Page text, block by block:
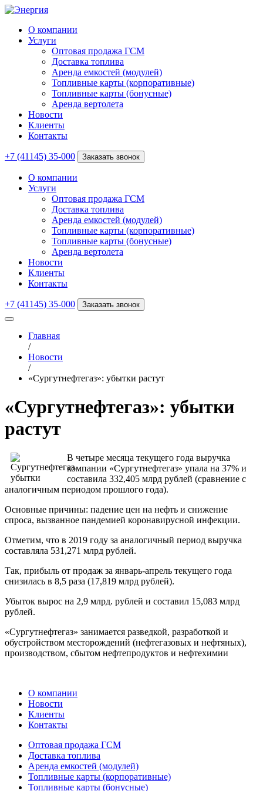
О компании
Услуги
Оптовая продажа ГСМ
Доставка топлива
Аренда емкостей (модулей)
Топливные карты (корпоративные)
Топливные карты (бонусные)
Аренда вертолета
Новости
Клиенты
Контакты
+7 (41145) 35-000 Заказать звонок
О компании
Услуги
Оптовая продажа ГСМ
Доставка топлива
Аренда емкостей (модулей)
Топливные карты (корпоративные)
Топливные карты (бонусные)
Аренда вертолета
Новости
Клиенты
Контакты
+7 (41145) 35-000 Заказать звонок
Главная
/
Новости
/
«Сургутнефтегаз»: убытки растут
«Сургутнефтегаз»: убытки
растут
В четыре месяца текущего года выручка
компании «Сургутнефтегаз» упала на 37% и
составила 332,405 млрд рублей (сравнение с
аналогичным периодом прошлого года).
Основные причины: падение цен на нефть и снижение
спроса, вызванное пандемией коронавирусной инфекции.
Отметим, что в 2019 году за аналогичный период выручка
составляла 531,271 млрд рублей.
Так, прибыль от продаж за январь-апрель текущего года
снизилась в 8,5 раза (17,819 млрд рублей).
Убыток вырос на 2,9 млрд. рублей и составил 15,083 млрд
рублей.
«Сургутнефтегаз» занимается разведкой, разработкой и
обустройством месторождений (нефтегазовых и нефтяных),
производством, сбытом нефтепродуктов и нефтехимии
О компании
Новости
Клиенты
Контакты
Оптовая продажа ГСМ
Доставка топлива
Аренда емкостей (модулей)
Топливные карты (корпоративные)
Топливные карты (бонусные)